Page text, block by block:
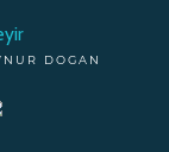
DOGAN